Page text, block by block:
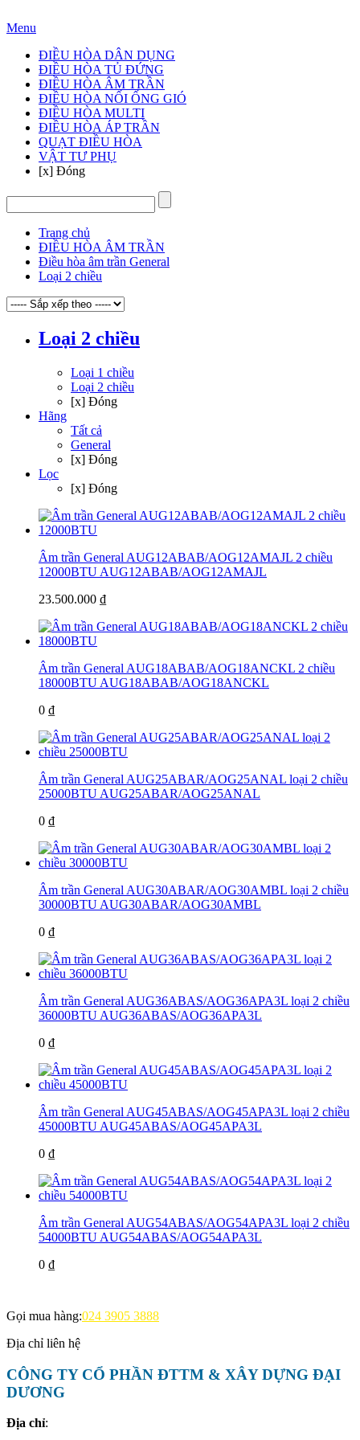
Menu
ĐIỀU HÒA DÂN DỤNG
ĐIỀU HÒA TỦ ĐỨNG
ĐIỀU HÒA ÂM TRẦN
ĐIỀU HÒA NỐI ỐNG GIÓ
ĐIỀU HÒA MULTI
ĐIỀU HÒA ÁP TRẦN
QUẠT ĐIỀU HÒA
VẬT TƯ PHỤ
[x] Đóng
Trang chủ
ĐIỀU HÒA ÂM TRẦN
Điều hòa âm trần General
Loại 2 chiều
Loại 2 chiều
Loại 1 chiều
Loại 2 chiều
[x] Đóng
Hãng
Tất cả
General
[x] Đóng
Lọc
[x] Đóng
Âm trần General AUG12ABAB/AOG12AMAJL 2 chiều
12000BTU AUG12ABAB/AOG12AMAJL
23.500.000 ₫
Âm trần General AUG18ABAB/AOG18ANCKL 2 chiều
18000BTU AUG18ABAB/AOG18ANCKL
0 ₫
Âm trần General AUG25ABAR/AOG25ANAL loại 2 chiều
25000BTU AUG25ABAR/AOG25ANAL
0 ₫
Âm trần General AUG30ABAR/AOG30AMBL loại 2 chiều
30000BTU AUG30ABAR/AOG30AMBL
0 ₫
Âm trần General AUG36ABAS/AOG36APA3L loại 2 chiều
36000BTU AUG36ABAS/AOG36APA3L
0 ₫
Âm trần General AUG45ABAS/AOG45APA3L loại 2 chiều
45000BTU AUG45ABAS/AOG45APA3L
0 ₫
Âm trần General AUG54ABAS/AOG54APA3L loại 2 chiều
54000BTU AUG54ABAS/AOG54APA3L
0 ₫
Gọi mua hàng:024 3905 3888
Địa chỉ liên hệ
CÔNG TY CỔ PHẦN ĐTTM & XÂY DỰNG ĐẠI
DƯƠNG
Địa chỉ: